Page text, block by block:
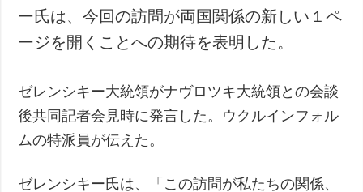
ー氏は、今回の訪問が両国関係の新しい１ペ
ージを開くことへの期待を表明した。
ゼレンシキー大統領がナヴロツキ大統領との会談
後共同記者会見時に発言した。ウクルインフォル
ムの特派員が伝えた。
ゼレンシキー氏は、「この訪問が私たちの関係、